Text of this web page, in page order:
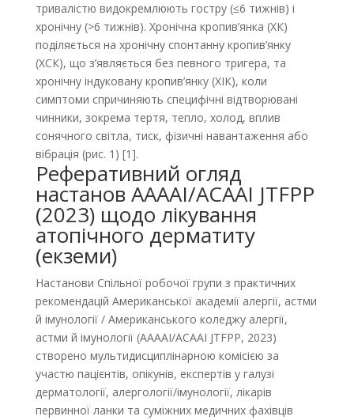
тривалістю видокремлюють гостру (≤6 тижнів) і
хронічну (>6 тижнів). Хронічна кропив’янка (ХК)
поділяється на хронічну спонтанну кропив’янку
(ХСК), що з’являється без певного тригера, та
хронічну індуковану кропив’янку (ХІК), коли
симптоми спричиняють специфічні відтворювані
чинники, зокрема тертя, тепло, холод, вплив
сонячного світла, тиск, фізичні навантаження або
вібрація (рис. 1) [1].
Реферативний огляд
настанов ААААІ/ACAAI JTFPP
(2023) щодо лікування
атопічного дерматиту
(екземи)
Настанови Спільної робочої групи з практичних
рекомендацій Американської академії алергії, астми
й імунології / Американського коледжу алергії,
астми й імунології (ААААІ/ACAAI JTFPP, 2023)
створено мультидисциплінарною комісією за
участю пацієнтів, опікунів, експертів у галузі
дерматології, алергології/імунології, лікарів
первинної ланки та суміжних медичних фахівців